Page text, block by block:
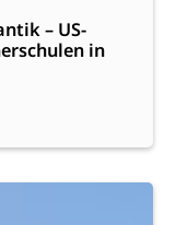
– US-
in